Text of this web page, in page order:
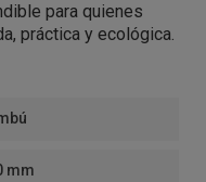
para quienes
práctica y ecológica.
mm